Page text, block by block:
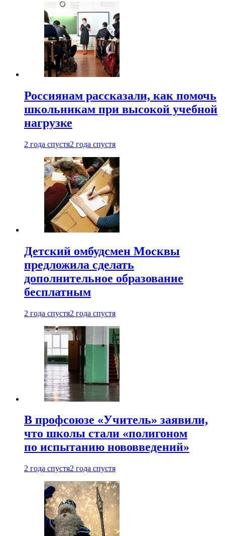
Россиянам рассказали, как помочь
школьникам при высокой учебной
нагрузке
2 года спустя2 года спустя
Детский омбудсмен Москвы
предложила сделать
дополнительное образование
бесплатным
2 года спустя2 года спустя
В профсоюзе «Учитель» заявили,
что школы стали «полигоном
по испытанию нововведений»
2 года спустя2 года спустя